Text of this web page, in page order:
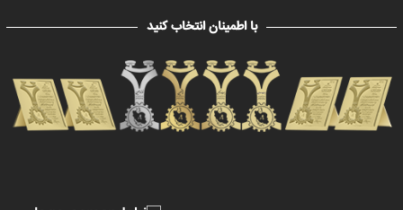
با اطمینان انتخاب کنید